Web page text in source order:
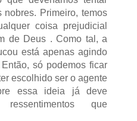
Primeiro, temos
coisa prejudicial
de Deus . Como tal, a
está apenas agindo
só podemos ficar
escolhido ser o agente
essa ideia já deve
que